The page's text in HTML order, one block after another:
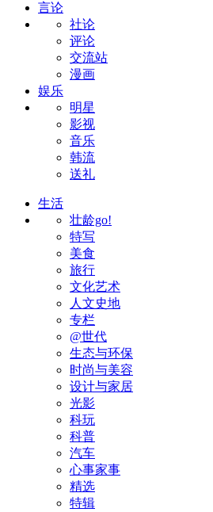
言论
社论
评论
交流站
漫画
娱乐
明星
影视
音乐
韩流
送礼
生活
壮龄go!
特写
美食
旅行
文化艺术
人文史地
专栏
@世代
生态与环保
时尚与美容
设计与家居
光影
科玩
科普
汽车
心事家事
精选
特辑